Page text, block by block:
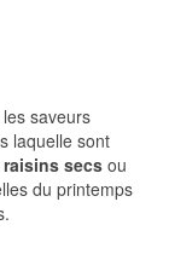
saveurs
laquelle sont
raisins secs ou
du printemps